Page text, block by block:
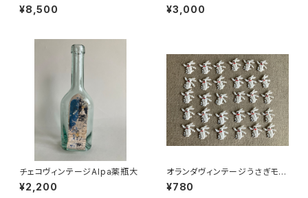
ケットカレンダーKDT手帳未使
用DDR
¥8,500 小皿b
¥3,000
チェコヴィンテージAlpa薬瓶大
¥2,200
オランダヴィンテージうさぎモチ
ーフプラパーツ30個セットNo19
9
¥780